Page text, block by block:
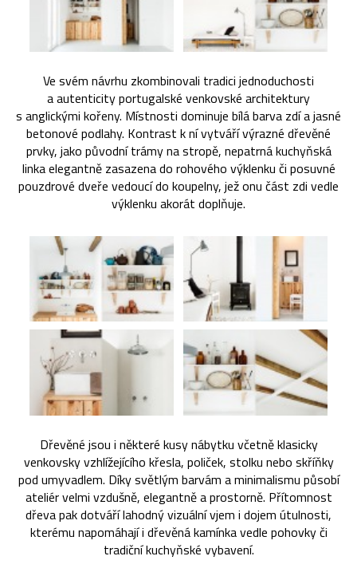
Ve svém návrhu zkombinovali tradici jednoduchosti
a autenticity portugalské venkovské architektury
s anglickými kořeny. Místnosti dominuje bílá barva zdí a jasné
betonové podlahy. Kontrast k ní vytváří výrazné dřevěné
prvky, jako původní trámy na stropě, nepatrná kuchyňská
linka elegantně zasazena do rohového výklenku či posuvné
pouzdrové dveře vedoucí do koupelny, jež onu část zdi vedle
výklenku akorát doplňuje.
Dřevěné jsou i některé kusy nábytku včetně klasicky
venkovsky vzhlížejícího křesla, poliček, stolku nebo skříňky
pod umyvadlem. Díky světlým barvám a minimalismu působí
ateliér velmi vzdušně, elegantně a prostorně. Přítomnost
dřeva pak dotváří lahodný vizuální vjem i dojem útulnosti,
kterému napomáhají i dřevěná kamínka vedle pohovky či
tradiční kuchyňské vybavení.